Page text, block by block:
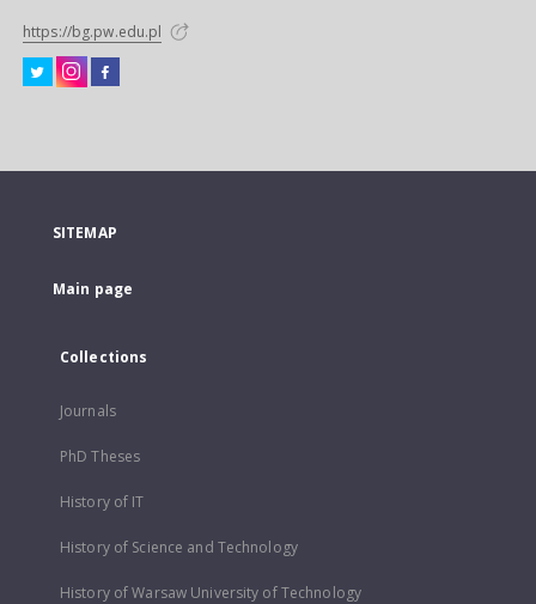
https://bg.pw.edu.pl
SITEMAP
Main page
Collections
Journals
PhD Theses
History of IT
History of Science and Technology
History of Warsaw University of Technology